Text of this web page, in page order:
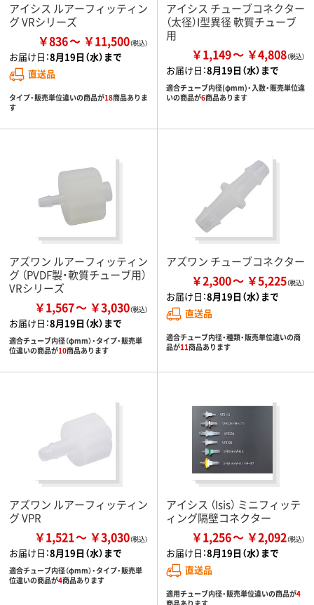
アイシス ルアーフィッティン
グ VRシリーズ
￥836 ￥11,500
お届け日：8月19日（水）まで
直送品
タイプ・販売単位違いの商品が18商品ありま
す
アイシス チューブコネクター
（太径）I型異径 軟質チューブ
用
￥1,149 ￥4,808
お届け日：8月19日（水）まで
適合チューブ内径(φmm)・入数・販売単位違
いの商品が6商品あります
アズワン ルアーフィッティン
グ （PVDF製・軟質チューブ用）
VRシリーズ
￥1,567 ￥3,030
お届け日：8月19日（水）まで
適合チューブ内径（φmm）・タイプ・販売単
位違いの商品が10商品あります
アズワン チューブコネクター
￥2,300 ￥5,225
お届け日：8月19日（水）まで
直送品
適合チューブ内径・種類・販売単位違いの商
品が11商品あります
アズワン ルアーフィッティン
グ VPR
￥1,521 ￥3,030
お届け日：8月19日（水）まで
適合チューブ内径（φmm）・タイプ・販売単
位違いの商品が4商品あります
アイシス （Isis） ミニフィッテ
ィング隔壁コネクター
￥1,256 ￥2,092
お届け日：8月19日（水）まで
直送品
適用チューブ内径・販売単位違いの商品が4